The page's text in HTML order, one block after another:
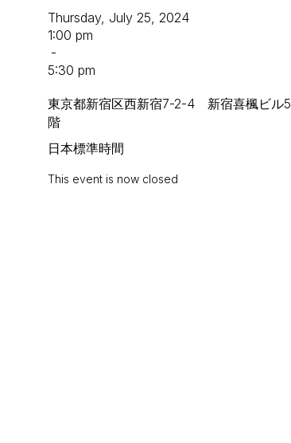
Thursday, July 25, 2024
1:00 pm
-
5:30 pm
東京都新宿区西新宿7-2-4 新宿喜楓ビル5
階
日本標準時間
This event is now closed